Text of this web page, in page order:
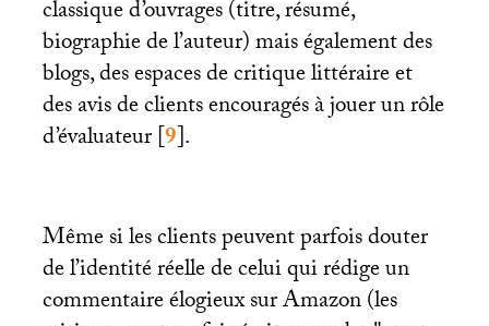
classique d’ouvrages (titre, résumé,
biographie de l’auteur) mais également des
blogs, des espaces de critique littéraire et
des avis de clients encouragés à jouer un rôle
d’évaluateur[9].
Même si les clients peuvent parfois douter
de l’identité réelle de celui qui rédige un
commentaire élogieux sur Amazon (les